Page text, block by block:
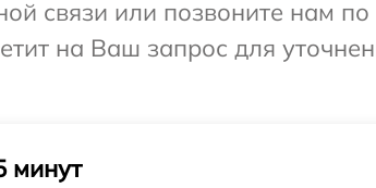
связи или позвоните нам
на Ваш запрос для
минут